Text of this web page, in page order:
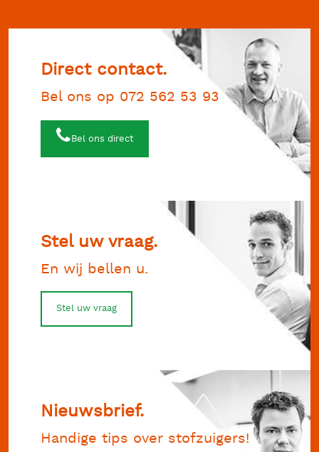
Direct contact.
Bel ons op 072 562 53 93
Bel ons direct
Stel uw vraag.
En wij bellen u.
Stel uw vraag
Nieuwsbrief.
Handige tips over stofzuigers!